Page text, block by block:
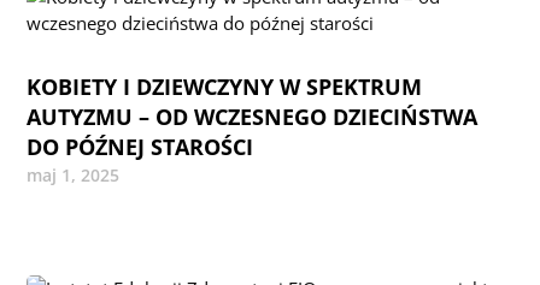
KOBIETY I DZIEWCZYNY W SPEKTRUM
AUTYZMU – OD WCZESNEGO DZIECIŃSTWA
DO PÓŹNEJ STAROŚCI
maj 1, 2025